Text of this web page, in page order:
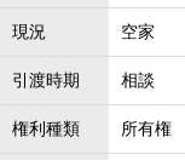
現況 空家
引渡時期 相談
権利種類 所有権